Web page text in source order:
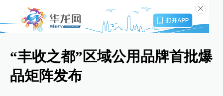
“丰收之都”区域公用品牌首批爆
品矩阵发布